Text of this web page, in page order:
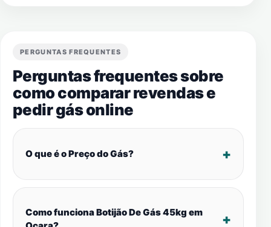
PERGUNTAS FREQUENTES
Perguntas frequentes sobre
como comparar revendas e
pedir gás online
O que é o Preço do Gás?
Como funciona Botijão De Gás 45kg em